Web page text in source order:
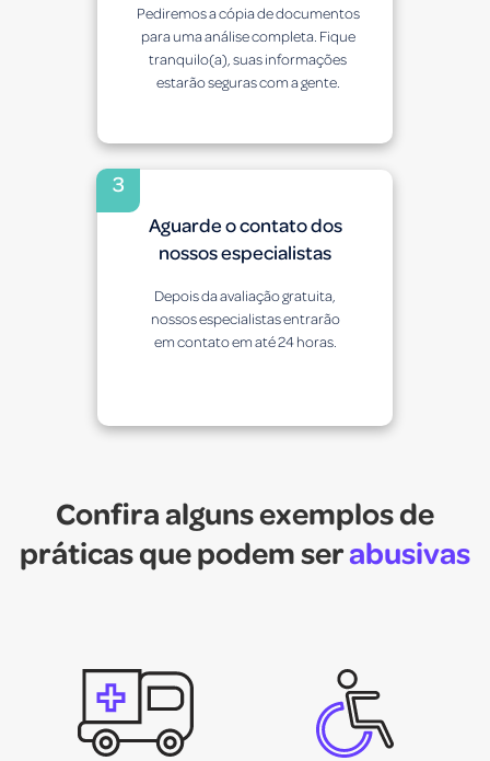
Pediremos a cópia de documentos
para uma análise completa. Fique
tranquilo(a), suas informações
estarão seguras com a gente.
3
Aguarde o contato dos
nossos especialistas
Depois da avaliação gratuita,
nossos especialistas entrarão
em contato em até 24 horas.
Confira alguns exemplos de
práticas que podem serabusivas